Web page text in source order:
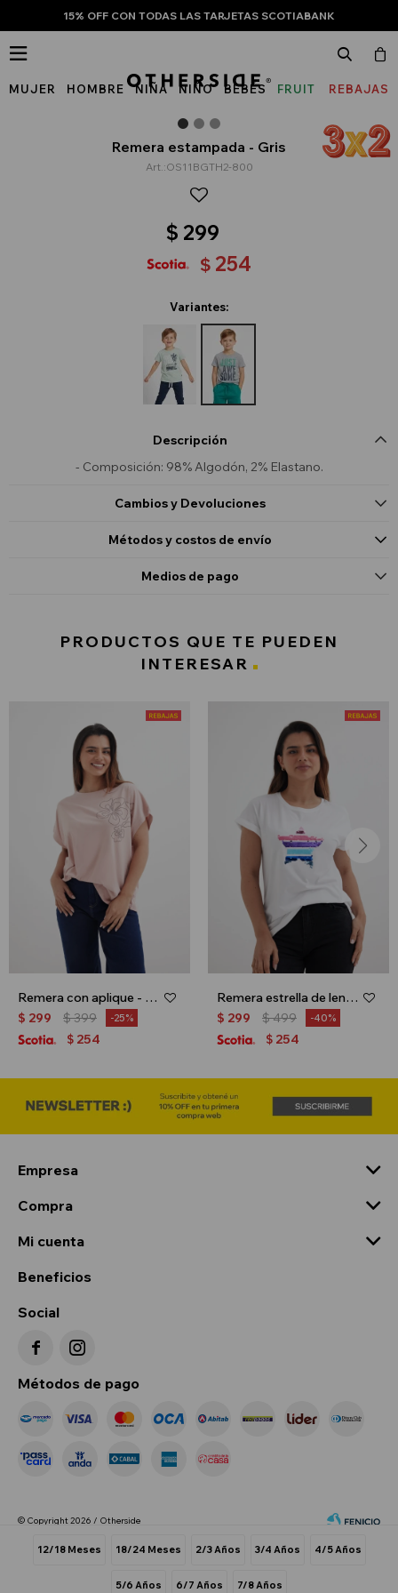
15% OFF CON TODAS LAS TARJETAS SCOTIABANK
MUJER HOMBRE NIÑA NIÑO BEBÉS
FRUIT
THE
REBAJAS

Remera estampada - Gris
OS11BGTH2-800
$ 299
$ 254
Variantes:
12/18 Meses 18/24 Meses 2/3 Años 3/4 Años 4/5 Años
5/6 Años 6/7 Años 7/8 Años
Descripción
- Composición: 98% Algodón, 2% Elastano.
Cambios y Devoluciones
Métodos y costos de envío
Medios de pago
PRODUCTOS QUE TE PUEDEN
INTERESAR
Remera con aplique - Rosa palido
$ 299 $399 25
$ 254
Remera estrella de lentejuela - Blanco
$ 299 $499 40
$ 254
Empresa
Compra
Mi cuenta
Beneficios
Social
 
Métodos de pago
© Copyright 2026 / Otherside